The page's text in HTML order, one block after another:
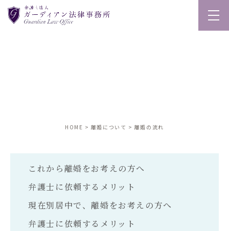
HOME 離婚について 離婚の流れ
これから離婚をお考えの方へ
弁護士に依頼するメリット
現在別居中で、離婚をお考えの方へ
弁護士に依頼するメリット